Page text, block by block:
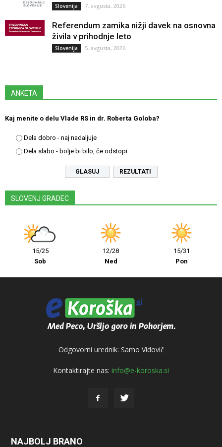
Slovenija 7. avgusta, 2026
Referendum zamika nižji davek na osnovna
živila v prihodnje leto
Slovenija 5. avgusta, 2026
ANKETA
Kaj menite o delu Vlade RS in dr. Roberta Goloba?
Dela dobro - naj nadaljuje
Dela slabo - bolje bi bilo, če odstopi
REZULTATI
SLOVENJ GRADEC
15/25
Sob
12/28
Ned
15/31
Pon
Odgovorni urednik: Samo Vidovič
Kontaktirajte nas: info@e-koroska.si
NAJBOLJ BRANO